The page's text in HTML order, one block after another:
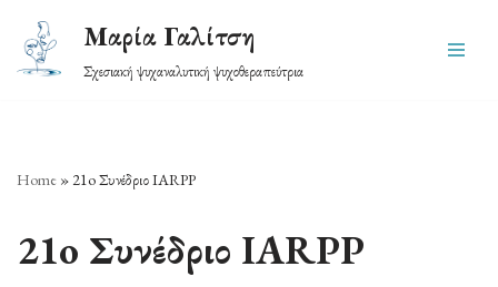
Skip
Μαρία Γαλίτση
Σχεσιακή ψυχαναλυτική ψυχοθεραπεύτρια
Home » 21o Συνέδριο IARPP
21o Συνέδριο IARPP